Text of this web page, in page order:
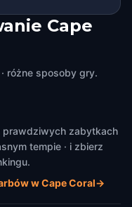
Cape
różne sposoby gry.
prawdziwych zabytkach
tempie · i zbierz
w Cape Coral→